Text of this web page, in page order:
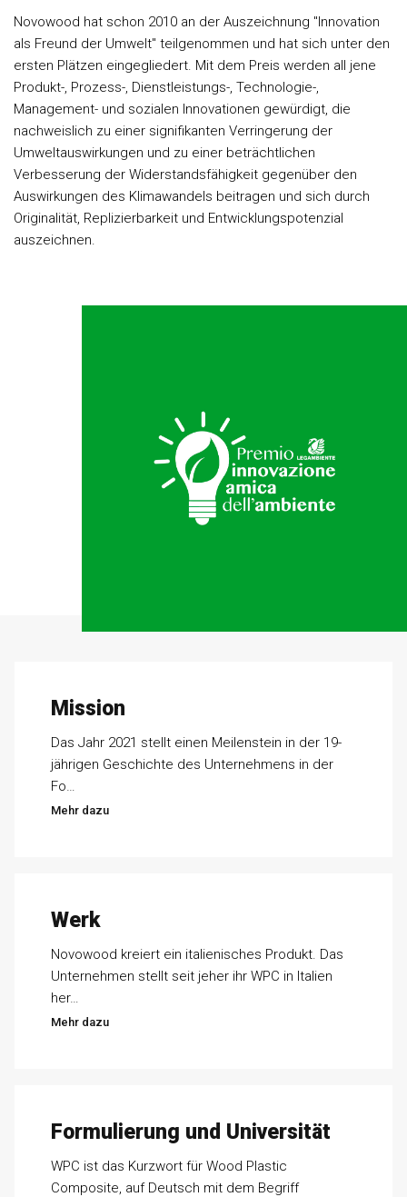
Novowood hat schon 2010 an der Auszeichnung "Innovation
als Freund der Umwelt" teilgenommen und hat sich unter den
ersten Plätzen eingegliedert. Mit dem Preis werden all jene
Produkt-, Prozess-, Dienstleistungs-, Technologie-,
Management- und sozialen Innovationen gewürdigt, die
nachweislich zu einer signifikanten Verringerung der
Umweltauswirkungen und zu einer beträchtlichen
Verbesserung der Widerstandsfähigkeit gegenüber den
Auswirkungen des Klimawandels beitragen und sich durch
Originalität, Replizierbarkeit und Entwicklungspotenzial
auszeichnen.
Mission
Das Jahr 2021 stellt einen Meilenstein in der 19-
jährigen Geschichte des Unternehmens in der
Fo…
Mehr dazu
Werk
Novowood kreiert ein italienisches Produkt. Das
Unternehmen stellt seit jeher ihr WPC in Italien
her…
Mehr dazu
Formulierung und Universität
WPC ist das Kurzwort für Wood Plastic
Composite, auf Deutsch mit dem Begriff